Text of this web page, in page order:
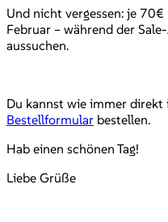
Und nicht vergessen: je
Februar – während der
aussuchen.
Du kannst wie immer direkt
Bestellformular bestellen.
Hab einen schönen Tag!
Liebe Grüße